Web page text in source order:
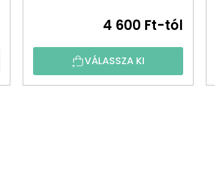
4 600 Ft-tól
VÁLASSZA KI